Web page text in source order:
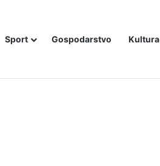
Sport Gospodarstvo Kultura